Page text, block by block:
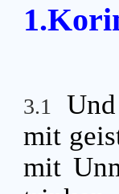
3.1
mit
mit